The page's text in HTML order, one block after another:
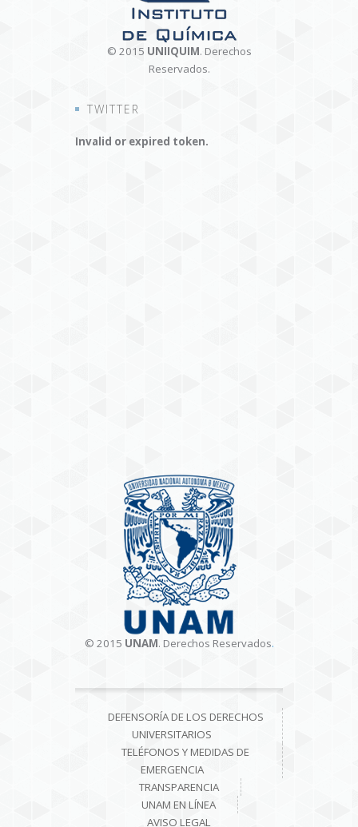
© 2015 UNIIQUIM. Derechos
Reservados.
TWITTER
Invalid or expired token.
© 2015 UNAM. Derechos Reservados.
DEFENSORÍA DE LOS DERECHOS
UNIVERSITARIOS
TELÉFONOS Y MEDIDAS DE
EMERGENCIA
TRANSPARENCIA
UNAM EN LÍNEA
AVISO LEGAL